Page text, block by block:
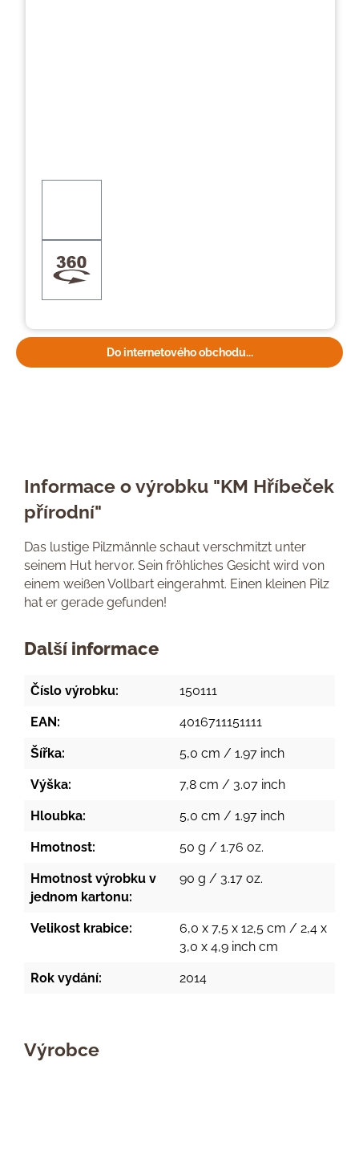
Do internetového obchodu...
Informace o výrobku "KM Hříbeček
přírodní"
Das lustige Pilzmännle schaut verschmitzt unter
seinem Hut hervor. Sein fröhliches Gesicht wird von
einem weißen Vollbart eingerahmt. Einen kleinen Pilz
hat er gerade gefunden!
Další informace
Číslo výrobku: 150111
EAN: 4016711151111
Šířka: 5,0 cm / 1.97 inch
Výška: 7,8 cm / 3.07 inch
Hloubka: 5,0 cm / 1.97 inch
Hmotnost: 50 g / 1.76 oz.
Hmotnost výrobku v
jednom kartonu:
90 g / 3.17 oz.
Velikost krabice:
6,0 x 7,5 x 12,5 cm / 2,4 x
3,0 x 4,9 inch cm
Rok vydání: 2014
Výrobce